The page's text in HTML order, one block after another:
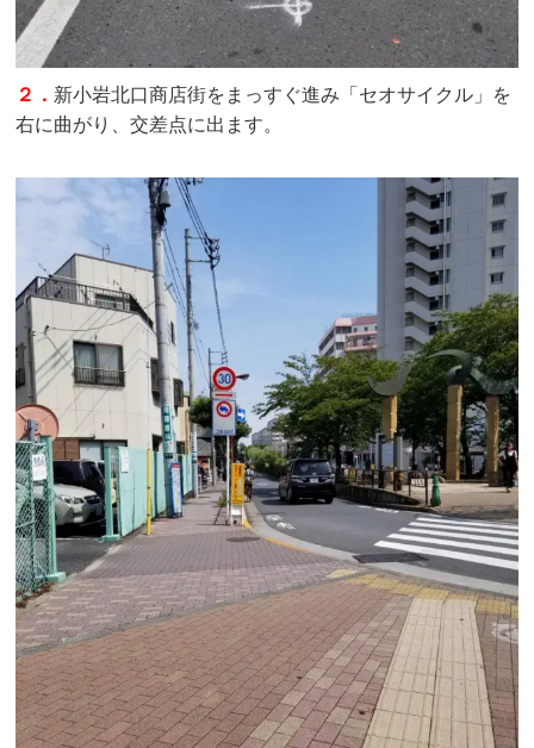
２． 新小岩北口商店街をまっすぐ進み「セオサイクル」を
右に曲がり、交差点に出ます。